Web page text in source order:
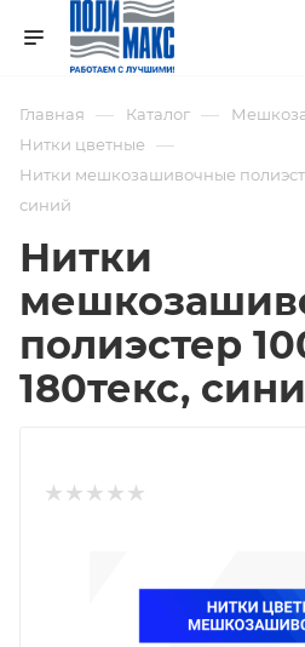
Главная — Каталог —
Нитки цветные —
Нитки мешкозашивочные
синий
Нитки
полиэстер
180текс,